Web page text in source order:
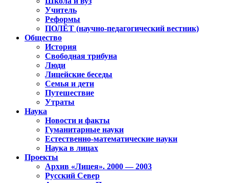
Учитель
Реформы
ПОЛЁТ (научно-педагогический вестник)
Общество
История
Свободная трибуна
Люди
Лицейские беседы
Семья и дети
Путешествие
Утраты
Наука
Новости и факты
Гуманитарные науки
Естественно-математические науки
Наука в лицах
Проекты
Архив «Лицея». 2000 — 2003
Русский Север